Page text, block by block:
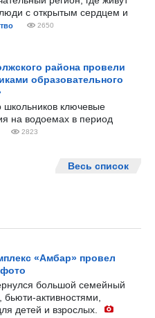
с открытым сердцем и
2650
района провели
образовательного
школьников ключевые
на водоемах в период
2823
Весь список
«Амбар» провел
большой семейный
активностями,
детей и взрослых.